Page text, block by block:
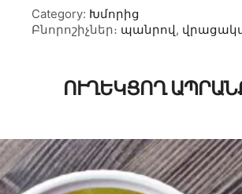
քանակ
Category: Խմորից
Բնորոշիչներ։ պանրով,
ՈՒՂԵԿՑՈՂ